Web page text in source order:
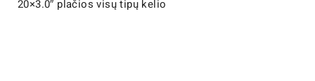
20×3.0″ plačios visų tipų kelio